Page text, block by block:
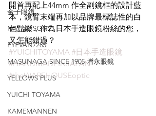
金子眼鏡
NATIVE SONS
EYEVAN7285
MASUNAGA SINCE 1905 增永眼鏡
YELLOWS PLUS
YUICHI TOYAMA
KAMEMANNEN
開首再配上44mm 作全副鏡框的設計藍
本，鏡臂末端再加以品牌最標誌性的白
色點綴，作為日本手造眼鏡粉絲的您，
又怎能錯過？
#YUICHITOYAMA #日本手造眼鏡
#HANDMADEINJAPAN
#theWAREHOUSEoptic